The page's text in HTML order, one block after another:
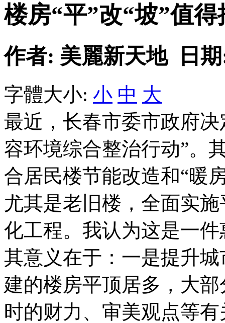
楼房“平”改“坡”值得
作者: 美麗新天地 日期
字體大小: 小 中 大
最近，长春市委市政府
容环境综合整治行动”。
合居民楼节能改造和“暖
尤其是老旧楼，全面实
化工程。我认为这是一
其意义在于：一是提升
建的楼房平顶居多，大
时的财力、审美观点等